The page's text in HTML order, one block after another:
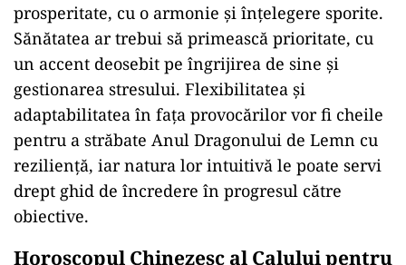
prosperitate, cu o armonie și înțelegere sporite.
Sănătatea ar trebui să primească prioritate, cu
un accent deosebit pe îngrijirea de sine și
gestionarea stresului. Flexibilitatea și
adaptabilitatea în fața provocărilor vor fi cheile
pentru a străbate Anul Dragonului de Lemn cu
reziliență, iar natura lor intuitivă le poate servi
drept ghid de încredere în progresul către
obiective.
Horoscopul Chinezesc al Calului pentru